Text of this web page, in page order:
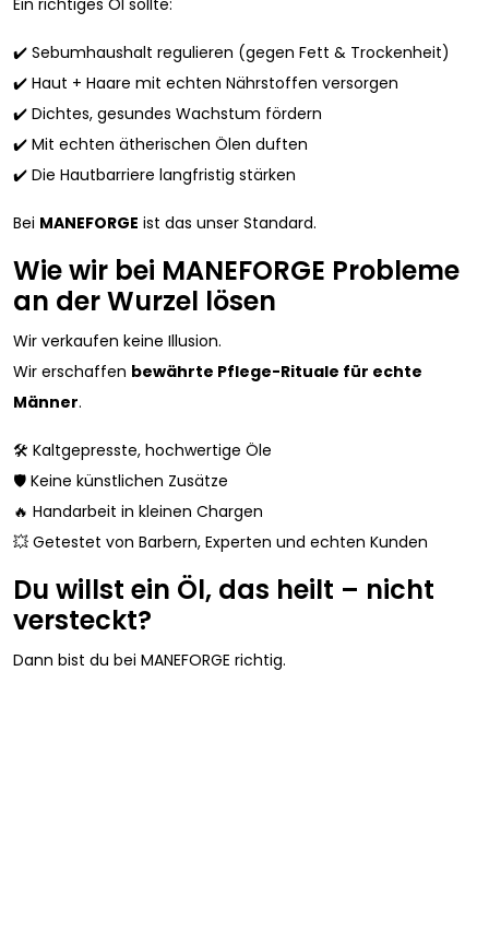
✔️ Sebumhaushalt regulieren (gegen Fett & Trockenheit)
✔️ Haut + Haare mit echten Nährstoffen versorgen
✔️ Dichtes, gesundes Wachstum fördern
✔️ Mit echten ätherischen Ölen duften
✔️ Die Hautbarriere langfristig stärken
Bei MANEFORGE ist das unser Standard.
Wie wir bei MANEFORGE Probleme
an der Wurzel lösen
Wir verkaufen keine Illusion.
Wir erschaffen bewährte Pflege-Rituale für echte
Männer.
🛠️ Kaltgepresste, hochwertige Öle
🛡️ Keine künstlichen Zusätze
🔥 Handarbeit in kleinen Chargen
💥 Getestet von Barbern, Experten und echten Kunden
Du willst ein Öl, das heilt – nicht
versteckt?
Dann bist du bei MANEFORGE richtig.